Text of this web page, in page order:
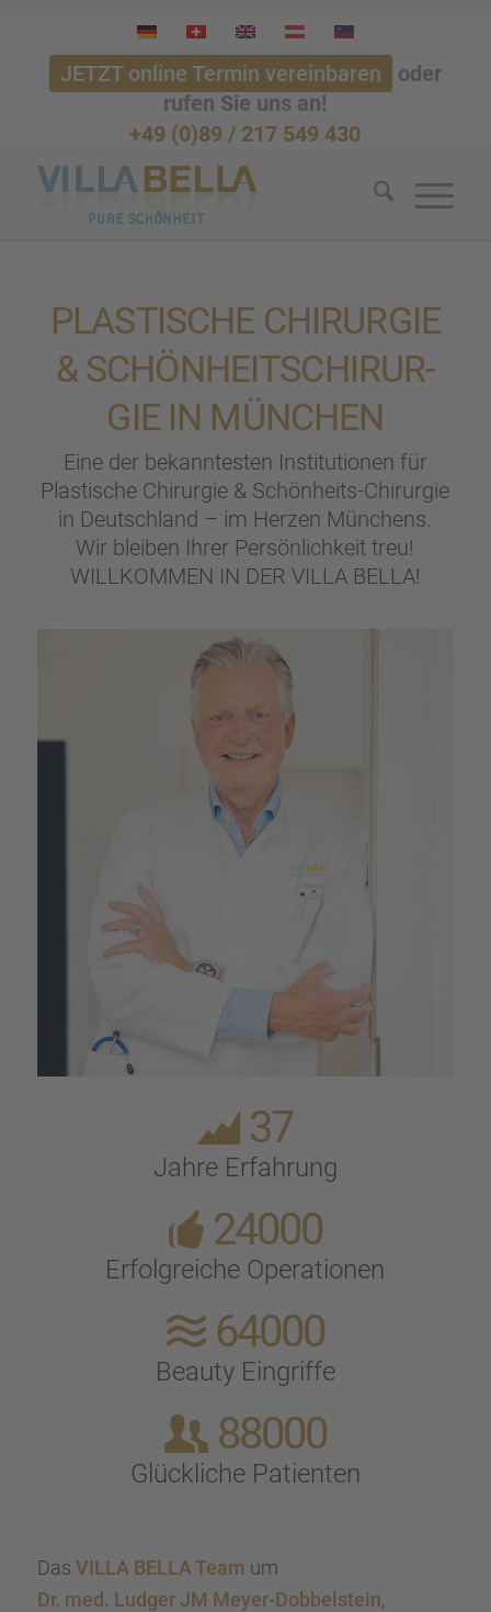
JETZT online Termin vereinbaren
oder
rufen Sie uns an!
+49 (0)89 / 217 549 430
PLASTI­SCHE CHIRUR­GIE
& SCHÖN­HEITS­CHIR­UR­
GIE IN MÜNCHEN
Eine der bekann­tes­ten Insti­tu­tio­nen für
Plasti­sche Chirur­gie & Schön­heits-Chirur­gie
in Deutsch­land – im Herzen Münchens.
Wir bleiben Ihrer Persön­lich­keit treu!
WILLKOMMEN IN DER VILLA BELLA!
37
Jahre Erfah­rung
24000
Erfolg­rei­che Opera­tio­nen
64000
Beauty Eingriffe
88000
Glück­li­che Patien­ten
Das VILLA BELLA Team um
Dr. med. Ludger JM Meyer-Dobbel­stein,